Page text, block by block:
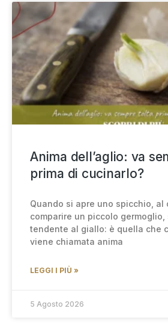
Anima dell’aglio: va
prima di cucinarlo?
Quando si apre uno spicchio, al
comparire un piccolo germoglio,
tendente al giallo: è quella che
viene chiamata anima
LEGGI I PIÙ »
5 Agosto 2026